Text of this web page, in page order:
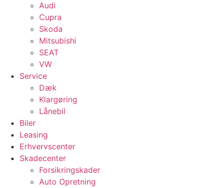
Audi
Cupra
Skoda
Mitsubishi
SEAT
VW
Service
Dæk
Klargøring
Lånebil
Biler
Leasing
Erhvervscenter
Skadecenter
Forsikringskader
Auto Opretning